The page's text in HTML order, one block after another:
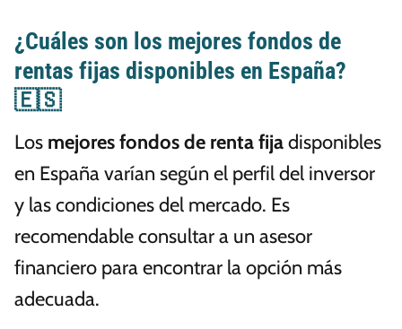
¿Cuáles son los mejores fondos de
rentas fijas disponibles en España?
🇪🇸
Los mejores fondos de renta fijadisponibles
en España varían según el perfil del inversor
y las condiciones del mercado. Es
recomendable consultar a un asesor
financiero para encontrar la opción más
adecuada.